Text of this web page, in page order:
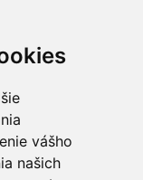
vášho
našich